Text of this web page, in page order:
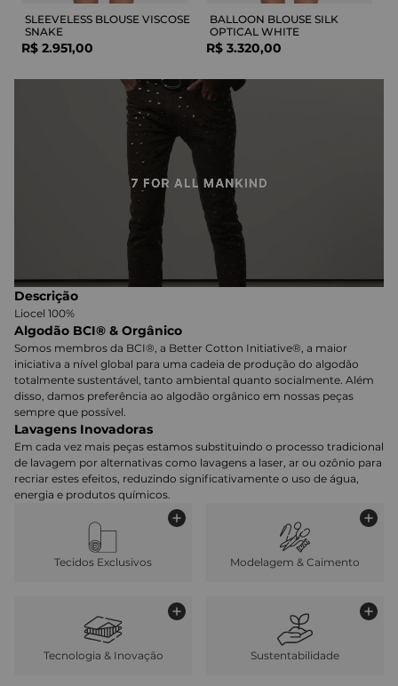
SLEEVELESS BLOUSE VISCOSE
SNAKE
R$ 2.951,00
BALLOON BLOUSE SILK
OPTICAL WHITE
R$ 3.320,00
Descrição
Liocel 100%
Algodão BCI® & Orgânico
Somos membros da BCI®, a Better Cotton Initiative®, a maior
iniciativa a nível global para uma cadeia de produção do algodão
totalmente sustentável, tanto ambiental quanto socialmente. Além
disso, damos preferência ao algodão orgânico em nossas peças
sempre que possível.
Lavagens Inovadoras
Em cada vez mais peças estamos substituindo o processo tradicional
de lavagem por alternativas como lavagens a laser, ar ou ozônio para
recriar estes efeitos, reduzindo significativamente o uso de água,
energia e produtos químicos.
Tecidos Exclusivos Modelagem & Caimento
Tecnologia & Inovação Sustentabilidade